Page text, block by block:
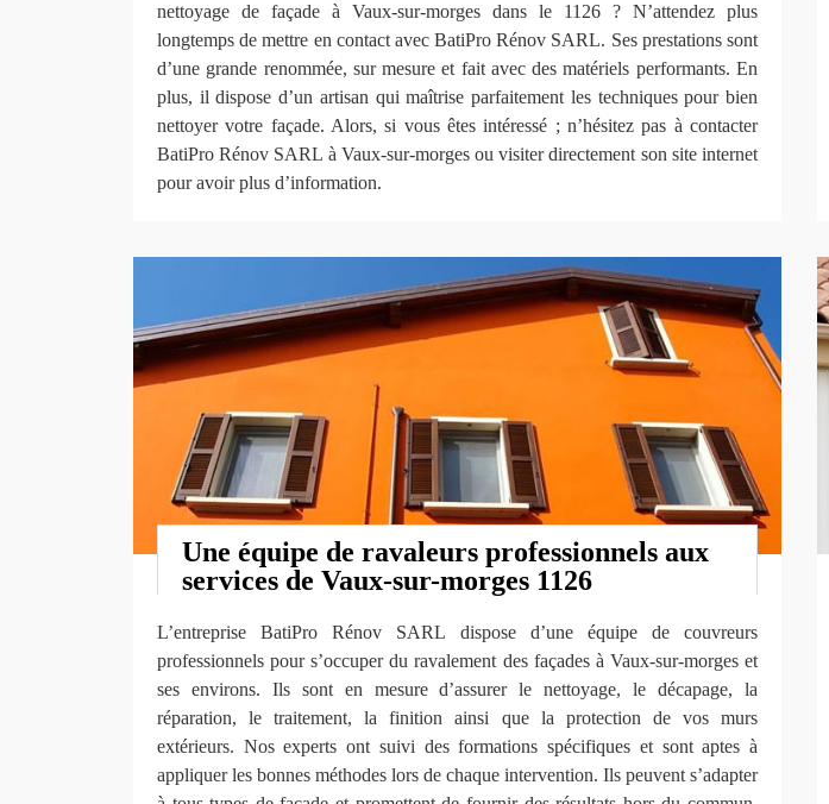
nettoyage de façade à Vaux-sur-morges dans le 1126 ? N’attendez plus
longtemps de mettre en contact avec BatiPro Rénov SARL. Ses prestations sont
d’une grande renommée, sur mesure et fait avec des matériels performants. En
plus, il dispose d’un artisan qui maîtrise parfaitement les techniques pour bien
nettoyer votre façade. Alors, si vous êtes intéressé ; n’hésitez pas à contacter
BatiPro Rénov SARL à Vaux-sur-morges ou visiter directement son site internet
pour avoir plus d’information.
Une équipe de ravaleurs professionnels aux
services de Vaux-sur-morges 1126
L’entreprise BatiPro Rénov SARL dispose d’une équipe de couvreurs
professionnels pour s’occuper du ravalement des façades à Vaux-sur-morges et
ses environs. Ils sont en mesure d’assurer le nettoyage, le décapage, la
réparation, le traitement, la finition ainsi que la protection de vos murs
extérieurs. Nos experts ont suivi des formations spécifiques et sont aptes à
appliquer les bonnes méthodes lors de chaque intervention. Ils peuvent s’adapter